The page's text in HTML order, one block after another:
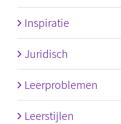
Inspiratie
Juridisch
Leerproblemen
Leerstijlen